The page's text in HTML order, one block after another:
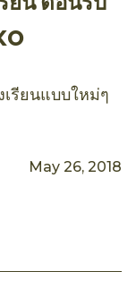
รียนแบบใหม่ๆ
May 26, 2018